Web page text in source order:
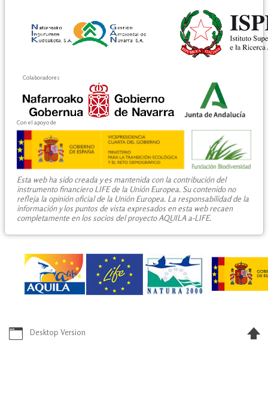
Colaboradores
Con el apoyo de
Esta web ha sido creada y es mantenida con la contribución del
instrumento financiero LIFE de la Unión Europea. Su contenido no
refleja la opinión oficial de la Unión Europea. La responsabilidad de la
información y los puntos de vista expresados en esta web recaen
completamente en los socios del proyecto AQUILA a-LIFE.
Desktop Version